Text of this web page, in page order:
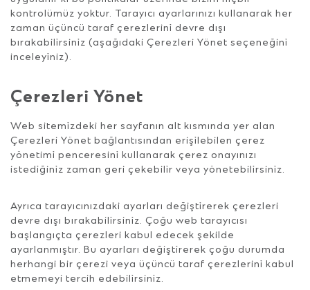
kontrolümüz yoktur. Tarayıcı ayarlarınızı kullanarak her
zaman üçüncü taraf çerezlerini devre dışı
bırakabilirsiniz (aşağıdaki Çerezleri Yönet seçeneğini
inceleyiniz).
Çerezleri Yönet
Web sitemizdeki her sayfanın alt kısmında yer alan
Çerezleri Yönet bağlantısından erişilebilen çerez
yönetimi penceresini kullanarak çerez onayınızı
istediğiniz zaman geri çekebilir veya yönetebilirsiniz.
Ayrıca tarayıcınızdaki ayarları değiştirerek çerezleri
devre dışı bırakabilirsiniz. Çoğu web tarayıcısı
başlangıçta çerezleri kabul edecek şekilde
ayarlanmıştır. Bu ayarları değiştirerek çoğu durumda
herhangi bir çerezi veya üçüncü taraf çerezlerini kabul
etmemeyi tercih edebilirsiniz.